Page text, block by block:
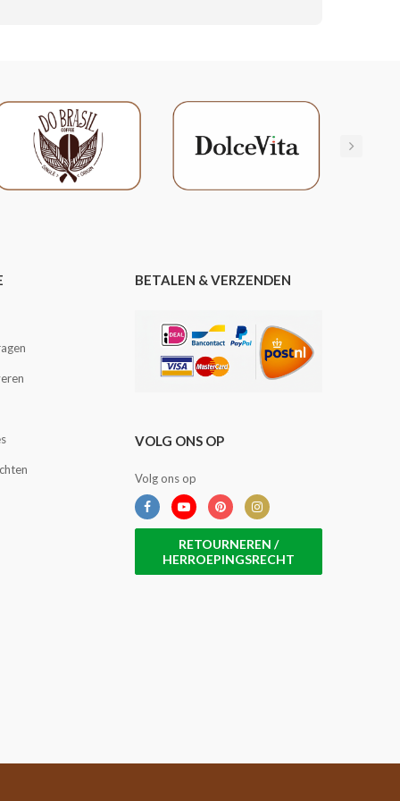
BETALEN & VERZENDEN
VOLG ONS OP
Volg ons op
RETOURNEREN /
HERROEPINGSRECHT